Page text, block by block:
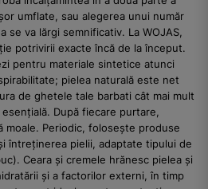
umflate, sau alegerea unui număr
se va lărgi semnificativ. La WOJAS,
potrivirii exacte încă de la început.
pentru materiale sintetice atunci
pielea naturală este net
de ghetele tale barbati cât mai mult
După fiecare purtare,
moale. Periodic, folosește produse
întreținerea pielii, adaptate tipului de
Ceara și cremele hrănesc pielea și
și a factorilor externi, în timp